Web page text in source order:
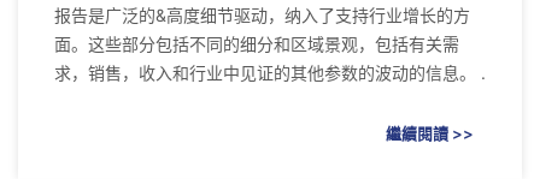
报告是广泛的&高度细节驱动，纳入了支持行业增长的方
面。这些部分包括不同的细分和区域景观，包括有关需
求，销售，收入和行业中见证的其他参数的波动的信息。 .
繼續閱讀 >>